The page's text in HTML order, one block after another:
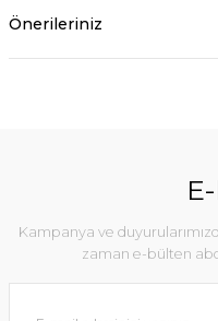
Önerileriniz
Kampanya ve
zaman e-bülten